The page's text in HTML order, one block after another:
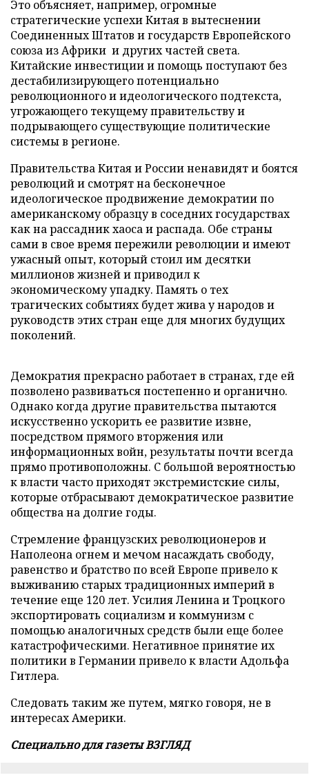
Это объясняет, например, огромные
стратегические успехи Китая в вытеснении
Соединенных Штатов и государств Европейского
союза из Африки и других частей света.
Китайские инвестиции и помощь поступают без
дестабилизирующего потенциально
революционного и идеологического подтекста,
угрожающего текущему правительству и
подрывающего существующие политические
системы в регионе.
Правительства Китая и России ненавидят и боятся
революций и смотрят на бесконечное
идеологическое продвижение демократии по
американскому образцу в соседних государствах
как на рассадник хаоса и распада. Обе страны
сами в свое время пережили революции и имеют
ужасный опыт, который стоил им десятки
миллионов жизней и приводил к
экономическому упадку. Память о тех
трагических событиях будет жива у народов и
руководств этих стран еще для многих будущих
поколений.
Демократия прекрасно работает в странах, где ей
позволено развиваться постепенно и органично.
Однако когда другие правительства пытаются
искусственно ускорить ее развитие извне,
посредством прямого вторжения или
информационных войн, результаты почти всегда
прямо противоположны. С большой вероятностью
к власти часто приходят экстремистские силы,
которые отбрасывают демократическое развитие
общества на долгие годы.
Стремление французских революционеров и
Наполеона огнем и мечом насаждать свободу,
равенство и братство по всей Европе привело к
выживанию старых традиционных империй в
течение еще 120 лет. Усилия Ленина и Троцкого
экспортировать социализм и коммунизм с
помощью аналогичных средств были еще более
катастрофическими. Негативное принятие их
политики в Германии привело к власти Адольфа
Гитлера.
Следовать таким же путем, мягко говоря, не в
интересах Америки.
Специально для газеты ВЗГЛЯД